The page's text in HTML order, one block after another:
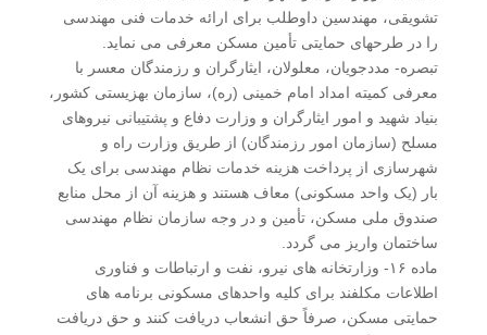
تشویقی، مهندسین داوطلب برای ارائه خدمات فنی مهندسی
را در طرحهای حمایتی تأمین مسکن معرفی می نماید.
تبصره- مددجویان، معلولان، ایثارگران و رزمندگان معسر با
معرفی کمیته امداد امام خمینی (ره)، سازمان بهزیستی کشور،
بنیاد شهید و امور ایثارگران و وزارت دفاع و پشتیبانی نیروهای
مسلح (سازمان امور رزمندگان) از طریق وزارت راه و
شهرسازی از پرداخت هزینه خدمات نظام مهندسی برای یک
بار (یک واحد مسکونی) معاف هستند و هزینه آن از محل منابع
صندوق ملی مسکن، تأمین و در وجه سازمان نظام مهندسی
ساختمان واریز می گردد.
ماده ۱۶- وزارتخانه های نیرو، نفت و ارتباطات و فناوری
اطلاعات مکلفند برای کلیه واحدهای مسکونی برنامه های
حمایتی مسکن، صرفاً حق انشعاب دریافت کنند و حق دریافت